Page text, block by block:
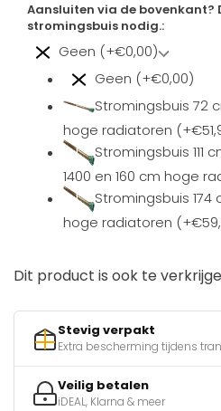
Aansluiten via de bovenkant?
stromingsbuis nodig.:
Geen (+€0,00)
Geen (+€0,00)
Stromingsbuis 72
hoge radiatoren
Stromingsbuis 111
1400 en 160 cm hoge
Stromingsbuis 174
hoge radiatoren
Dit product is ook te
Stevig verpakt
Extra bescherming tijdens
Veilig betalen
iDEAL, Klarna & meer